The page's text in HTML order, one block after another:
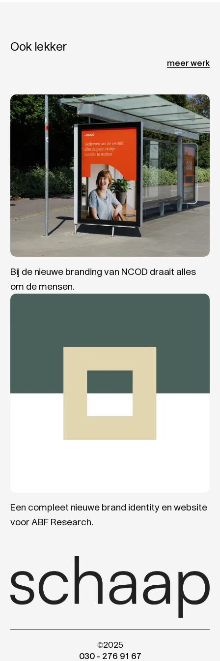
Ook lekker
meer werk
Bij de nieuwe branding van NCOD draait alles
om de mensen.
Een compleet nieuwe brand identity en website
voor ABF Research.
©2025
030 - 276 91 67